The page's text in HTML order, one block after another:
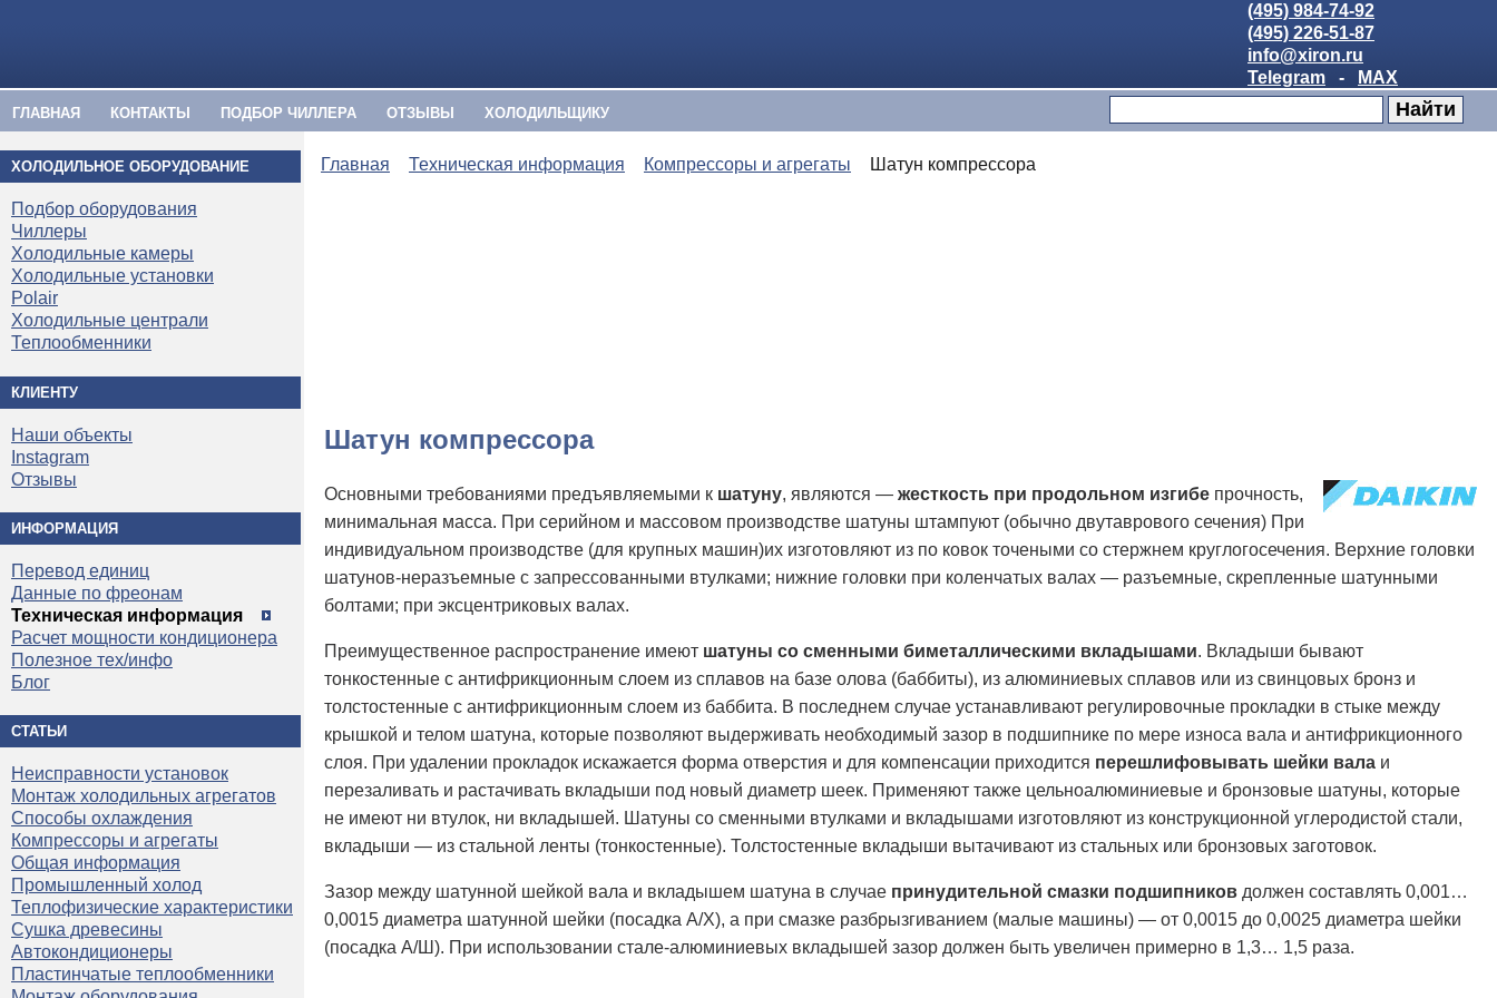
(495) 984-74-92
(495) 226-51-87
info@xiron.ru
Telegram
- MAX
ГЛАВНАЯ КОНТАКТЫ ПОДБОР ЧИЛЛЕРА ОТЗЫВЫ ХОЛОДИЛЬЩИКУ
ХОЛОДИЛЬНОЕ ОБОРУДОВАНИЕ
Подбор оборудования
Чиллеры
Холодильные камеры
Холодильные установки
Polair
Холодильные централи
Теплообменники
КЛИЕНТУ
Наши объекты
Instagram
Отзывы
ИНФОРМАЦИЯ
Перевод единиц
Данные по фреонам
Техническая информация
Расчет мощности кондиционера
Полезное тех/инфо
Блог
СТАТЬИ
Неисправности установок
Монтаж холодильных агрегатов
Способы охлаждения
Компрессоры и агрегаты
Общая информация
Промышленный холод
Теплофизические характеристики
Сушка древесины
Автокондиционеры
Пластинчатые теплообменники
Главная Техническая информация Компрессоры и агрегаты Шатун компрессора
Шатун компрессора
Основными требованиями предъявляемыми к шатуну, являются — жесткость при продольном изгибе прочность,
минимальная масса. При серийном и массовом производстве шатуны штампуют (обычно двутаврового сечения) При
индивидуальном производстве (для крупных машин)их изготовляют из по ковок точеными со стержнем круглогосечения. Верхние головки
шатунов-неразъемные с запрессованными втулками; нижние головки при коленчатых валах — разъемные, скрепленные шатунными
болтами; при эксцентриковых валах.
Преимущественное распространение имеют шатуны со сменными биметаллическими вкладышами. Вкладыши бывают
тонкостенные с антифрикционным слоем из сплавов на базе олова (баббиты), из алюминиевых сплавов или из свинцовых бронз и
толстостенные с антифрикционным слоем из баббита. В последнем случае устанавливают регулировочные прокладки в стыке между
крышкой и телом шатуна, которые позволяют выдерживать необходимый зазор в подшипнике по мере износа вала и антифрикционного
слоя. При удалении прокладок искажается форма отверстия и для компенсации приходится перешлифовывать шейки вала и
перезаливать и растачивать вкладыши под новый диаметр шеек. Применяют также цельноалюминиевые и бронзовые шатуны, которые
не имеют ни втулок, ни вкладышей. Шатуны со сменными втулками и вкладышами изготовляют из конструкционной углеродистой стали,
вкладыши — из стальной ленты (тонкостенные). Толстостенные вкладыши вытачивают из стальных или бронзовых заготовок.
Зазор между шатунной шейкой вала и вкладышем шатуна в случае принудительной смазки подшипников должен составлять 0,001…
0,0015 диаметра шатунной шейки (посадка А/Х), а при смазке разбрызгиванием (малые машины) — от 0,0015 до 0,0025 диаметра шейки
(посадка А/Ш). При использовании стале-алюминиевых вкладышей зазор должен быть увеличен примерно в 1,3… 1,5 раза.